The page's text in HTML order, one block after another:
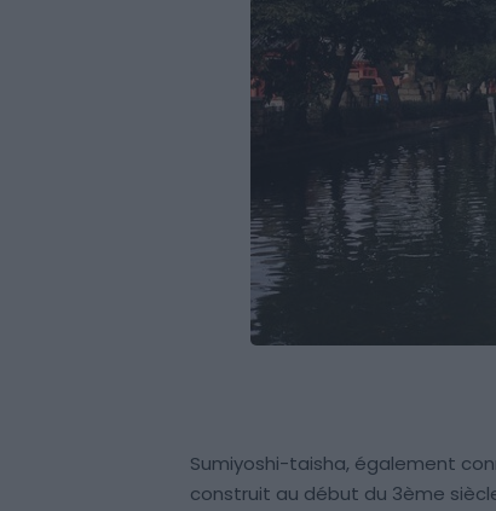
Sumiyoshi-taisha, également
construit au début du 3ème